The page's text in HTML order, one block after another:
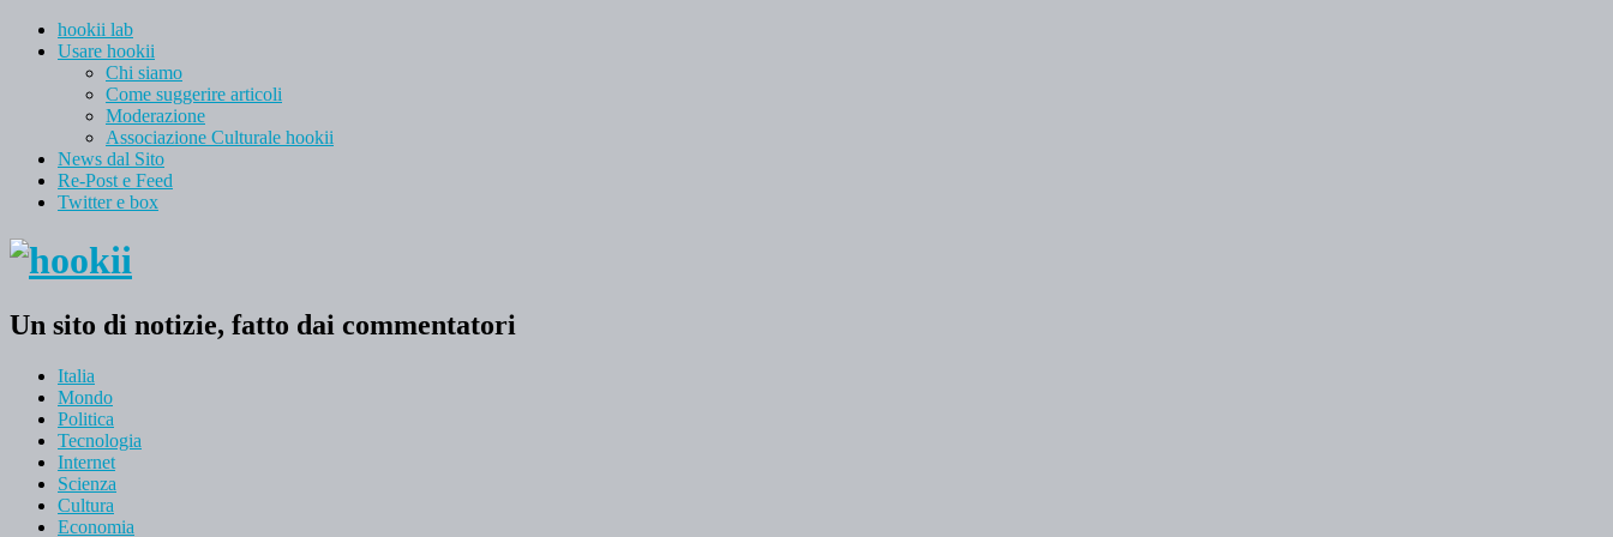
hookii lab
Usare hookii
Chi siamo
Come suggerire articoli
Moderazione
Associazione Culturale hookii
News dal Sito
Re-Post e Feed
Twitter e box
Un sito di notizie, fatto dai commentatori
Italia
Mondo
Politica
Tecnologia
Internet
Scienza
Cultura
Economia